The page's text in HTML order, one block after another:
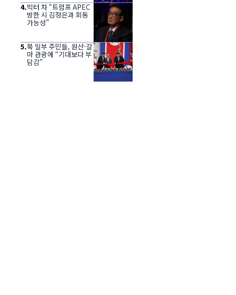
4.빅터 차 “트럼프 APEC
방한 시 김정은과 회동
가능성”
5.북 일부 주민들, 원산·갈
마 관광에 “기대보다 부
담감”